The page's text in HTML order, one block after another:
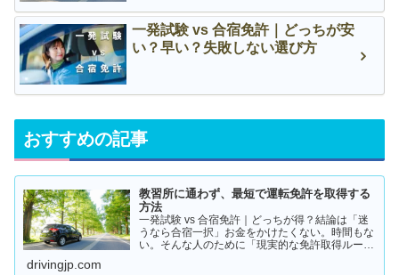
一発試験 vs 合宿免許｜どっちが安
い？早い？失敗しない選び方
おすすめの記事
教習所に通わず、最短で運転免許を取得する
方法
一発試験 vs 合宿免許｜どっちが得？結論は「迷
うなら合宿一択」お金をかけたくない。時間もな
い。そんな人のために「現実的な免許取得ルー
drivingjp.com